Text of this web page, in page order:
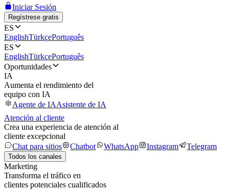
Iniciar Sesión
Regístrese gratis
ES
EnglishTürkçePortuguês
ES
EnglishTürkçePortuguês
Oportunidades
IA
Aumenta el rendimiento del
equipo con IA
Agente de IAAsistente de IA
Atención al cliente
Crea una experiencia de atención al
cliente excepcional
Chat para sitios
Chatbot WhatsApp Instagram Telegram
Todos los canales
Marketing
Transforma el tráfico en
clientes potenciales cualificados